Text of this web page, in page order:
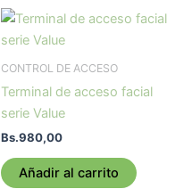
CONTROL DE ACCESO
Terminal de acceso facial
serie Value
Bs.980,00
Añadir al carrito